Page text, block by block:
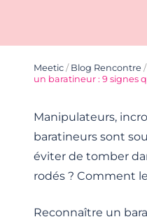
Meetic / Blog Rencontre /
un baratineur : 9 signes
Manipulateurs,
baratineurs sont
éviter de tomber
rodés ? Comment
Reconnaître un